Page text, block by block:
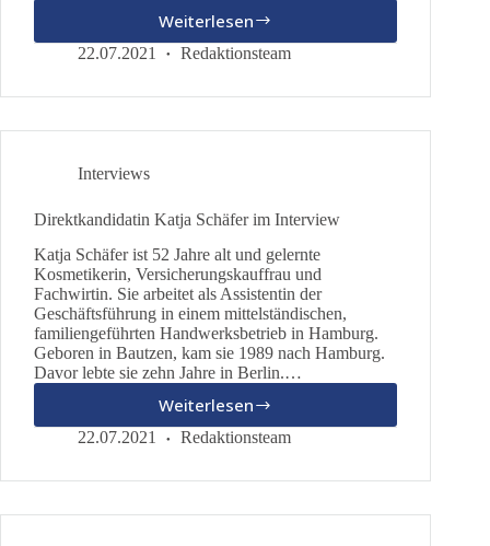
WeiterlesenDirektkandidat
Michael
Stein
22.07.2021 Redaktionsteam
Interviews
Direktkandidatin Katja Schäfer im Interview
Katja Schäfer ist 52 Jahre alt und gelernte
Kosmetikerin, Versicherungskauffrau und
Fachwirtin. Sie arbeitet als Assistentin der
Geschäftsführung in einem mittelständischen,
familiengeführten Handwerksbetrieb in Hamburg.
Geboren in Bautzen, kam sie 1989 nach Hamburg.
Davor lebte sie zehn Jahre in Berlin.…
WeiterlesenDirektkandidatin
Katja
im
22.07.2021 Redaktionsteam